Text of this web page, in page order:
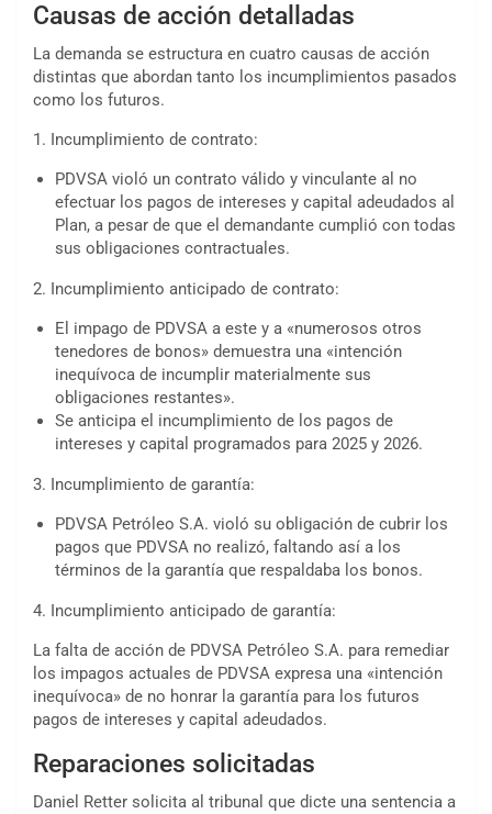
Causas de acción detalladas
La demanda se estructura en cuatro causas de acción
distintas que abordan tanto los incumplimientos pasados
como los futuros.
1. Incumplimiento de contrato:
PDVSA violó un contrato válido y vinculante al no
efectuar los pagos de intereses y capital adeudados al
Plan, a pesar de que el demandante cumplió con todas
sus obligaciones contractuales.
2. Incumplimiento anticipado de contrato:
El impago de PDVSA a este y a «numerosos otros
tenedores de bonos» demuestra una «intención
inequívoca de incumplir materialmente sus
obligaciones restantes».
Se anticipa el incumplimiento de los pagos de
intereses y capital programados para 2025 y 2026.
3. Incumplimiento de garantía:
PDVSA Petróleo S.A. violó su obligación de cubrir los
pagos que PDVSA no realizó, faltando así a los
términos de la garantía que respaldaba los bonos.
4. Incumplimiento anticipado de garantía:
La falta de acción de PDVSA Petróleo S.A. para remediar
los impagos actuales de PDVSA expresa una «intención
inequívoca» de no honrar la garantía para los futuros
pagos de intereses y capital adeudados.
Reparaciones solicitadas
Daniel Retter solicita al tribunal que dicte una sentencia a